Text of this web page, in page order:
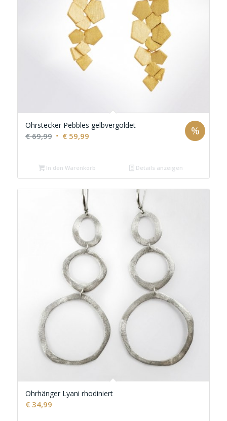
Ohrstecker Pebbles gelbvergoldet
€69,99 Ursprünglicher
€ 69,99
€59,99Aktueller
€ 59,99.
%
In den Warenkorb Details anzeigen
Ohrhänger Lyani rhodiniert
€34,99